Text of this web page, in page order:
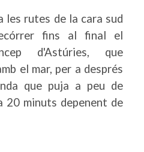
les rutes de la cara sud
fins al final el
d'Astúries, que
el mar, per a després
que puja a peu de
20 minuts depenent de